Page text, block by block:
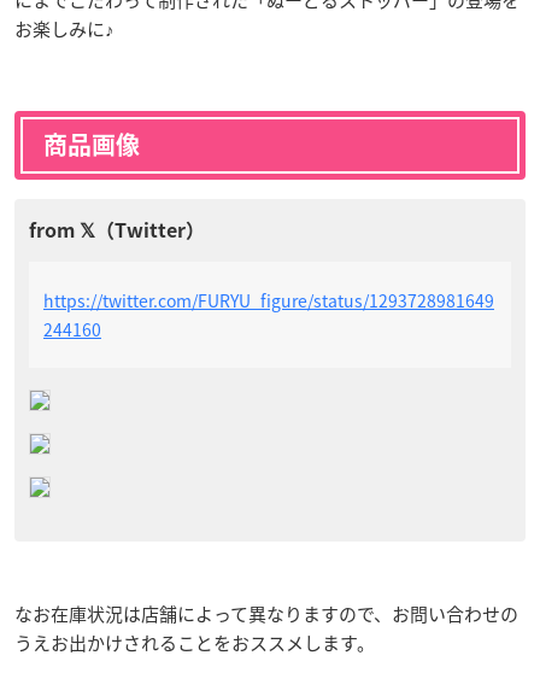
お楽しみに♪
商品画像
https://twitter.com/FURYU_figure/status/1293728981649
244160
なお在庫状況は店舗によって異なりますので、お問い合わせの
うえお出かけされることをおススメします。